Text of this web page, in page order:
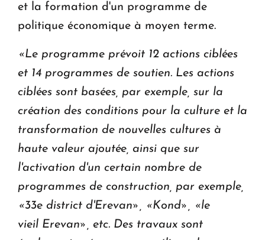
et la formation d'un programme de
politique économique à moyen terme.
«Le programme prévoit 12 actions ciblées
et 14 programmes de soutien. Les actions
ciblées sont basées, par exemple, sur la
création des conditions pour la culture et la
transformation de nouvelles cultures à
haute valeur ajoutée, ainsi que sur
l'activation d'un certain nombre de
programmes de construction, par exemple,
«33e district d'Erevan», «Kond», «le
vieil Erevan», etc. Des travaux sont